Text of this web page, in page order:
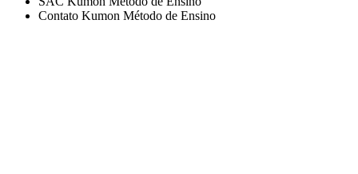
Contato Kumon Método de Ensino